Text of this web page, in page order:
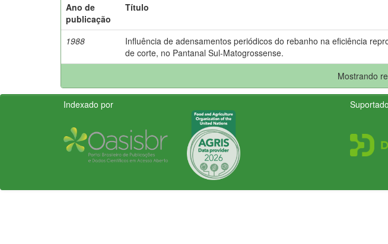
Ano de
publicação
Título
1988
Influência de adensamentos periódicos do rebanho na eficiência
de corte, no Pantanal Sul-Matogrossense.
Mostrando
Indexado por